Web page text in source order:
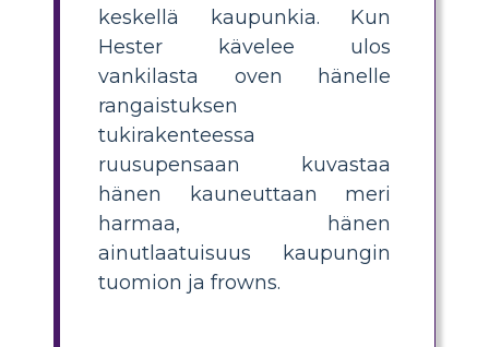
keskellä kaupunkia. Kun
Hester kävelee ulos
vankilasta oven hänelle
rangaistuksen
tukirakenteessa
ruusupensaan kuvastaa
hänen kauneuttaan meri
harmaa, hänen
ainutlaatuisuus kaupungin
tuomion ja frowns.